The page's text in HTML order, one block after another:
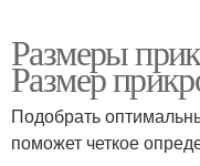
Размеры
Размер
Подобрать
поможет четкое